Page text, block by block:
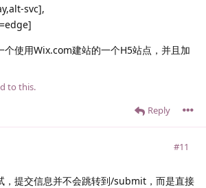
svc],
个使用Wix.com建站的一个H5站点，并且加
Reply
to this.
#11
，提交信息并不会跳转到/submit，而是直接